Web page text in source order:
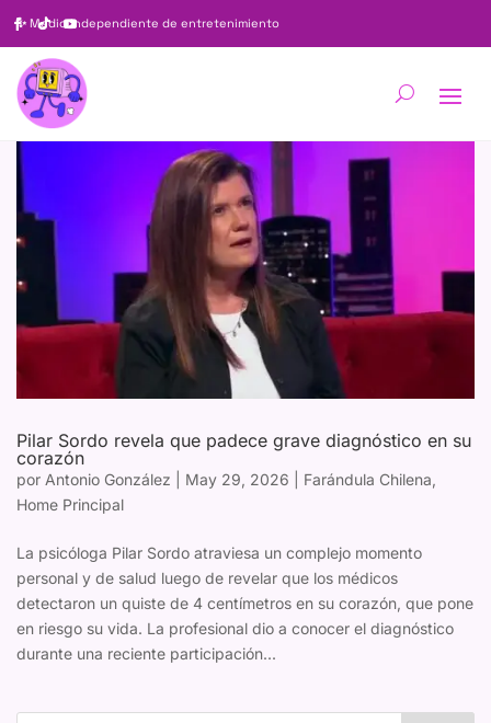
✨ Medio independiente de entretenimiento
Pilar Sordo revela que padece grave diagnóstico en su
corazón
por Antonio González May 29, 2026 Farándula Chilena,
Home Principal
La psicóloga Pilar Sordo atraviesa un complejo momento
personal y de salud luego de revelar que los médicos
detectaron un quiste de 4 centímetros en su corazón, que pone
en riesgo su vida. La profesional dio a conocer el diagnóstico
durante una reciente participación...